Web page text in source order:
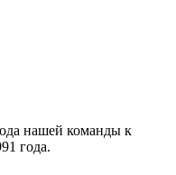
нашей команды к
года.